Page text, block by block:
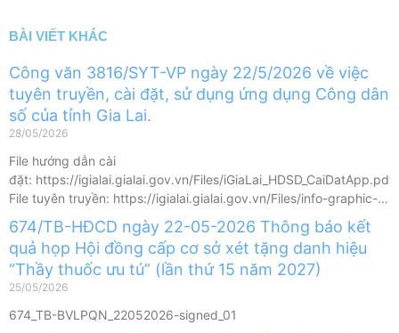
BÀI VIẾT KHÁC
Công văn 3816/SYT-VP ngày 22/5/2026 về việc
tuyên truyền, cài đặt, sử dụng ứng dụng Công dân
số của tỉnh Gia Lai.
28/05/2026
File hướng dẫn cài
đặt: https://igialai.gialai.gov.vn/Files/iGiaLai_HDSD_CaiDatApp.pdf
File tuyên truyền: https://igialai.gialai.gov.vn/Files/info-graphic-
iGialai.pdf Video hướng
dẫn: https://igialai.gialai.gov.vn/Files/VIDEO-IGIALAI.mp4
https://igialai.gialai.gov.vn/Files/VIDEO-IGIALAI.mp4
674/TB-HĐCD ngày 22-05-2026 Thông báo kết
quả họp Hội đồng cấp cơ sở xét tặng danh hiệu
“Thầy thuốc ưu tú” (lần thứ 15 năm 2027)
25/05/2026
674_TB-BVLPQN_22052026-signed_01